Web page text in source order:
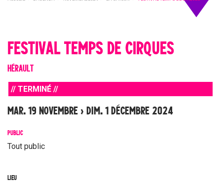
FESTIVAL TEMPS DE CIRQUES
HÉRAULT
// TERMINÉ //
MAR. 19 NOVEMBRE › DIM. 1 DÉCEMBRE 2024
PUBLIC
Tout public
LIEU